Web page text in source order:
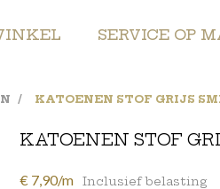
SERVICE OP
KATOENEN STOF GRIJS
KATOENEN STOF
€ 7,90/m Inclusief belasting